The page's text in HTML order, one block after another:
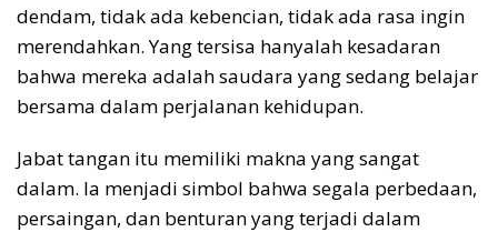
dendam, tidak ada kebencian, tidak ada rasa ingin
merendahkan. Yang tersisa hanyalah kesadaran
bahwa mereka adalah saudara yang sedang belajar
bersama dalam perjalanan kehidupan.
Jabat tangan itu memiliki makna yang sangat
dalam. Ia menjadi simbol bahwa segala perbedaan,
persaingan, dan benturan yang terjadi dalam